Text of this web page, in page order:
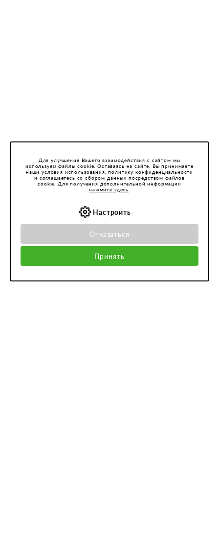
Для улучшения Вашего взаимодействия с сайтом мы
используем файлы cookie. Оставаясь на сайте, Вы принимаете
наши условия использования, политику конфиденциальности
и соглашаетесь со сбором данных посредством файлов
cookie. Для получения дополнительной информации
нажмите здесь
Настроить
Отказаться
Принять